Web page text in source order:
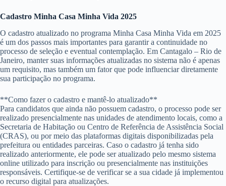
Cadastro Minha Casa Minha Vida 2025
O cadastro atualizado no programa Minha Casa Minha Vida em 2025
é um dos passos mais importantes para garantir a continuidade no
processo de seleção e eventual contemplação. Em Cantagalo – Rio de
Janeiro, manter suas informações atualizadas no sistema não é apenas
um requisito, mas também um fator que pode influenciar diretamente
sua participação no programa.
**Como fazer o cadastro e mantê-lo atualizado**
Para candidatos que ainda não possuem cadastro, o processo pode ser
realizado presencialmente nas unidades de atendimento locais, como a
Secretaria de Habitação ou Centro de Referência de Assistência Social
(CRAS), ou por meio das plataformas digitais disponibilizadas pela
prefeitura ou entidades parceiras. Caso o cadastro já tenha sido
realizado anteriormente, ele pode ser atualizado pelo mesmo sistema
online utilizado para inscrição ou presencialmente nas instituições
responsáveis. Certifique-se de verificar se a sua cidade já implementou
o recurso digital para atualizações.